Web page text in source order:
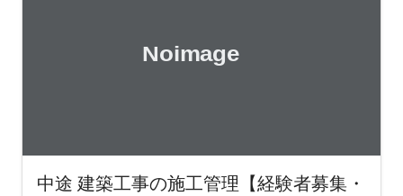
中途 建築工事の施工管理【経験者募集・